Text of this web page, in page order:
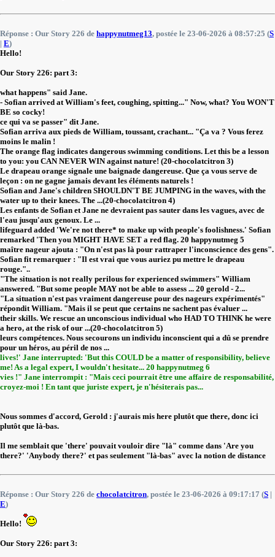
Réponse : Our Story 226 de happynutmeg13, postée le 23-06-2026 à 08:57:25 (S
| E)
Hello!
Our Story 226: part 3:
what happens" said Jane.
- Sofian arrived at William's feet, coughing, spitting..." Now, what? You WON'T
BE so cocky!
ce qui va se passer" dit Jane.
Sofian arriva aux pieds de William, toussant, crachant... "Ça va ? Vous ferez
moins le malin !
The orange flag indicates dangerous swimming conditions. Let this be a lesson
to you: you CAN NEVER WIN against nature! (20-chocolatcitron 3)
Le drapeau orange signale une baignade dangereuse. Que ça vous serve de
leçon : on ne gagne jamais devant les éléments naturels !
Sofian and Jane's children SHOULDN'T BE JUMPING in the waves, with the
water up to their knees. The ...(20-chocolatcitron 4)
Les enfants de Sofian et Jane ne devraient pas sauter dans les vagues, avec de
l'eau jusqu'aux genoux. Le ...
lifeguard added 'We're not there* to make up with people's foolishness.' Sofian
remarked 'Then you MIGHT HAVE SET a red flag. 20 happynutmeg 5
maître nageur ajouta : "On n'est pas là pour rattraper l'inconscience des gens".
Sofian fit remarquer : "Il est vrai que vous auriez pu mettre le drapeau
rouge."..
"The situation is not really perilous for experienced swimmers" William
answered. "But some people MAY not be able to assess ... 20 gerold - 2...
"La situation n'est pas vraiment dangereuse pour des nageurs expérimentés"
répondit William. "Mais il se peut que certains ne sachent pas évaluer ...
their skills. We rescue an unconscious individual who HAD TO THINK he were
a hero, at the risk of our ...(20-chocolatcitron 5)
leurs compétences. Nous secourons un individu inconscient qui a dû se prendre
pour un héros, au péril de nos ...
lives!' Jane interrupted: 'But this COULD be a matter of responsibility, believe
me! As a legal expert, I wouldn't hesitate... 20 happynutmeg 6
vies !" Jane interrompit : "Mais ceci pourrait être une affaire de responsabilité,
croyez-moi ! En tant que juriste expert, je n'hésiterais pas...
Nous sommes d'accord, Gerold : j'aurais mis here plutôt que there, donc ici
plutôt que là-bas.
Il me semblait que 'there' pouvait vouloir dire "là" comme dans 'Are you
there?' 'Anybody there?' et pas seulement "là-bas" avec la notion de distance
Réponse : Our Story 226 de chocolatcitron, postée le 23-06-2026 à 09:17:17 (S |
E)
Hello!
Our Story 226: part 3: